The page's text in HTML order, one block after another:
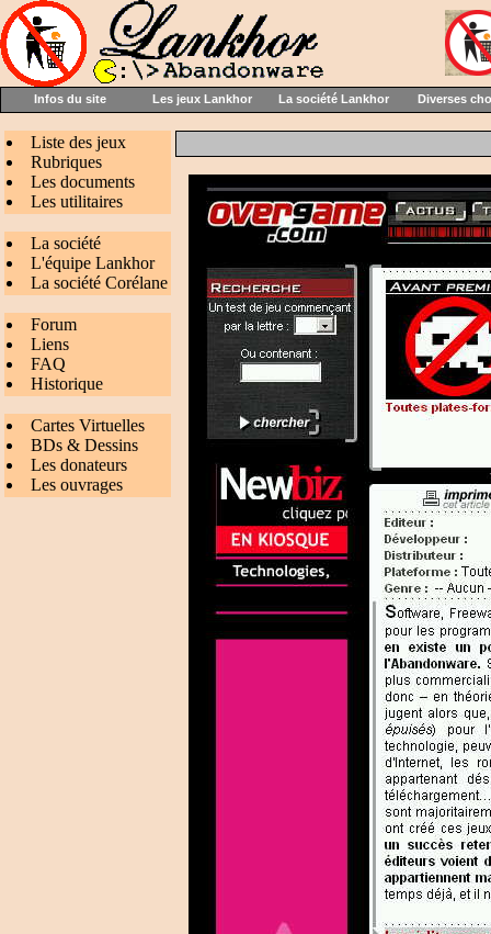
Infos du site Les jeux Lankhor La société Lankhor Diverses
Liste des jeux
Rubriques
Les documents
Les utilitaires
La société
L'équipe Lankhor
La société Corélane
Forum
Liens
FAQ
Historique
Cartes Virtuelles
BDs & Dessins
Les donateurs
Les ouvrages